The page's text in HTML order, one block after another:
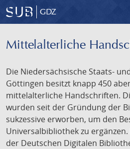
GDZ
Mittelalterliche
Die Niedersächsische Staats-
Göttingen besitzt knapp 450
mittelalterliche Handschriften.
wurden seit der Gründung der
sukzessive erworben, um den
Universalbibliothek zu
der Deutschen Digitalen